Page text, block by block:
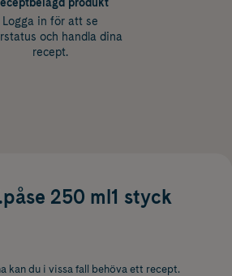
Logga in för att se
och handla dina
recept.
250 ml1 styck
kan du i vissa fall behöva ett recept.